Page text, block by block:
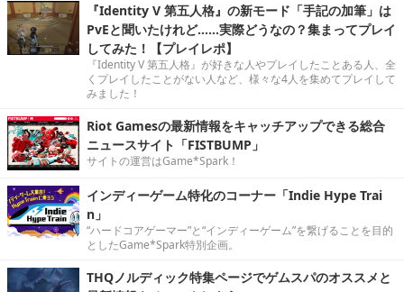
『Identity V 第五人格』の新モード「手記の加筆」は
PvEと聞いたけれど……実際どうなの？集まってプレイ
してみた！【プレイレポ】
『Identity V 第五人格』が好きな人やプレイしたことある人、全
くプレイしたことがない人など、様々な4人を集めてプレイして
みました！
Riot Gamesの最新情報をキャッチアップできる総合
ニュースサイト「FISTBUMP」
サイトの運営はGame*Spark！
インディーゲーム特化のコーナー「Indie Hype Trai
n」
“ハードコアゲーマー”と“インディーゲーム”を繋げることを目的
としたGame*Spark特別企画。
THQノルディック特集ページでゲムスパのオススメと